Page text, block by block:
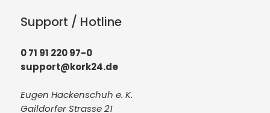
Support / Hotline
0 71 91 220 97-0
support@kork24.de
Eugen Hackenschuh e. K.
Gaildorfer Strasse 21